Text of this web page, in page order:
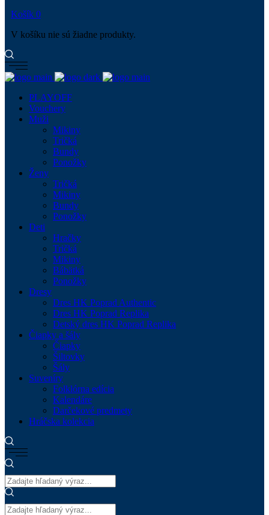
Košík 0
V košíku nie sú žiadne produkty.
PLAYOFF
Vouchery
Muži
Mikiny
Tričká
Bundy
Ponožky
Ženy
Tričká
Mikiny
Bundy
Ponožky
Deti
Hračky
Tričká
Mikiny
Bábätká
Ponožky
Dresy
Dres HK Poprad Authentic
Dres HK Poprad Replika
Detský dres HK Poprad Replika
Čiapky a šály
Čiapky
Šiltovky
Šály
Suveníry
Folklórna edícia
Kalendáre
Darčekové predmety
Hráčska kolekcia